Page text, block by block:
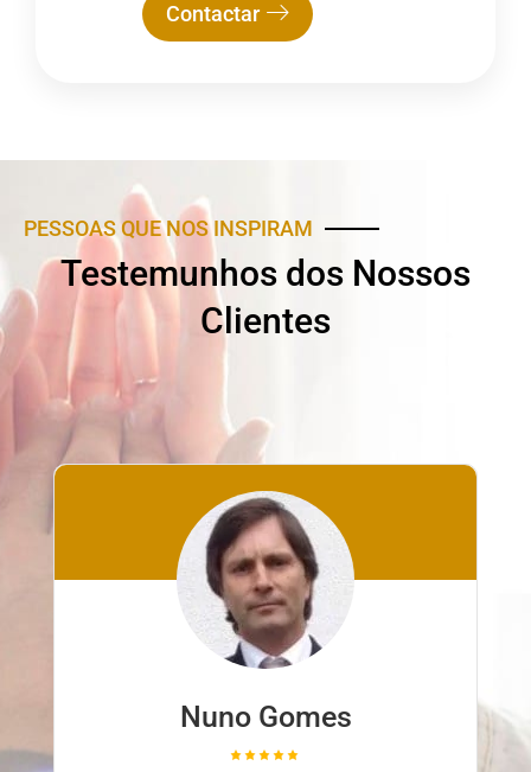
Contactar
PESSOAS QUE NOS INSPIRAM
Testemunhos dos Nossos
Clientes
Nuno Ferreira